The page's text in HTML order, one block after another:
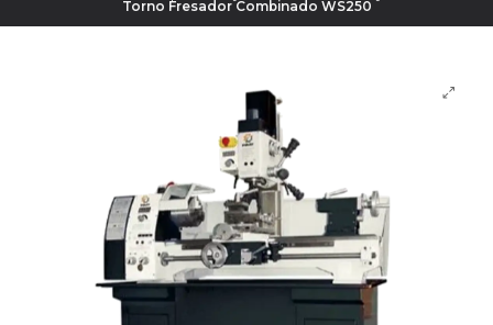
Torno Fresador Combinado WS250